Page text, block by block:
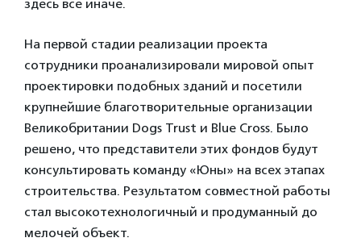
здесь все иначе.
На первой стадии реализации проекта
сотрудники проанализировали мировой опыт
проектировки подобных зданий и посетили
крупнейшие благотворительные организации
Великобритании Dogs Trust и Blue Cross. Было
решено, что представители этих фондов будут
консультировать команду «Юны» на всех этапах
строительства. Результатом совместной работы
стал высокотехнологичный и продуманный до
мелочей объект.